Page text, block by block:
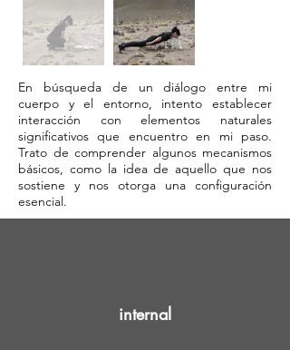
En búsqueda de un diálogo entre mi
cuerpo y el entorno, intento establecer
interacción con elementos naturales
significativos que encuentro en mi paso.
Trato de comprender algunos mecanismos
básicos, como la idea de aquello que nos
sostiene y nos otorga una configuración
esencial.
internal